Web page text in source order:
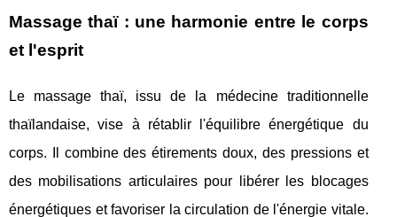
Massage thaï : une harmonie entre le corps
et l'esprit
Le massage thaï, issu de la médecine traditionnelle
thaïlandaise, vise à rétablir l'équilibre énergétique du
corps. Il combine des étirements doux, des pressions et
des mobilisations articulaires pour libérer les blocages
énergétiques et favoriser la circulation de l'énergie vitale.